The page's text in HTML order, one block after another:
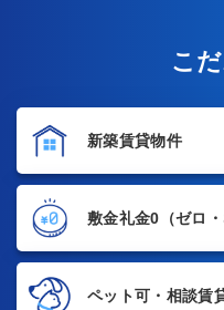
こ
新築賃貸物件
敷金礼金0 （ゼロ
ペット可・相談賃